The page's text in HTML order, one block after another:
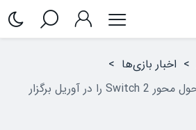
> اخبار بازی‌ها >
نینتندو رویداد Direct حول محور Switch 2 را در آوریل برگزار